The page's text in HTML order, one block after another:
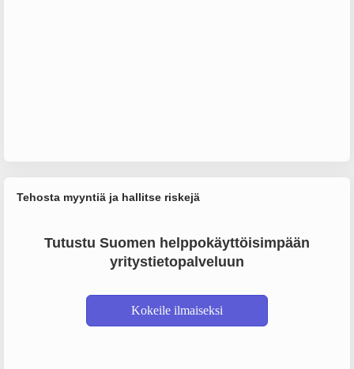
Tehosta myyntiä ja hallitse riskejä
Tutustu Suomen helppokäyttöisimpään
yritystietopalveluun
Kokeile ilmaiseksi